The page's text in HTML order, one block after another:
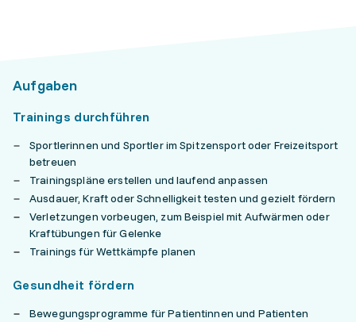
Aufgaben
Trainings durchführen
Sportlerinnen und Sportler im Spitzensport oder Freizeitsport
betreuen
Trainingspläne erstellen und laufend anpassen
Ausdauer, Kraft oder Schnelligkeit testen und gezielt fördern
Verletzungen vorbeugen, zum Beispiel mit Aufwärmen oder
Kraftübungen für Gelenke
Trainings für Wettkämpfe planen
Gesundheit fördern
Bewegungsprogramme für Patientinnen und Patienten